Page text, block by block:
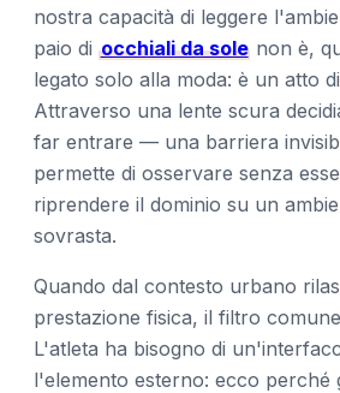
nostra capacità di leggere
paio di occhiali da sole non è,
legato solo alla moda: è un atto
Attraverso una lente scura
far entrare — una barriera
permette di osservare senza
riprendere il dominio su un
sovrasta.
Quando dal contesto urbano
prestazione fisica, il filtro
L'atleta ha bisogno di
l'elemento esterno: ecco perché